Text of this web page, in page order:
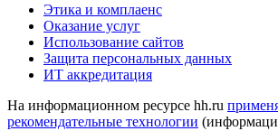
Этика и комплаенс
Оказание услуг
Использование сайтов
Защита персональных данных
ИТ аккредитация
На информационном ресурсе hh.ru
рекомендательные технологии